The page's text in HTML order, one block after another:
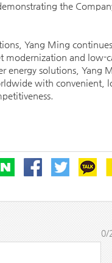
the
Yang Ming
modernization and low-
energy solutions, Yang
with convenient,
0/
BDI 2936포인트…벌크
해수부, 부산해심원 심판
인사/ 해양수산부